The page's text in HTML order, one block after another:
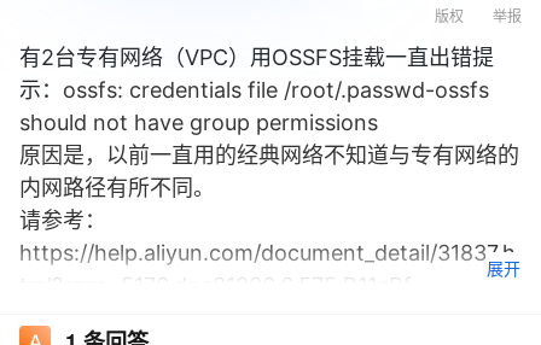
举报
版权
有2台专有网络（VPC）用OSSFS挂载一直出错提
示： ossfs: credentials file /root/.passwd-ossfs
should not have group permissions
原因是，以前一直用的经典网络不知道与专有网络的
内网路径有所不同。
请参考：
https://help.aliyun.com/document_detail/31837.h
tml?spm=5176.doc31836.6.575.R11zRf
展开